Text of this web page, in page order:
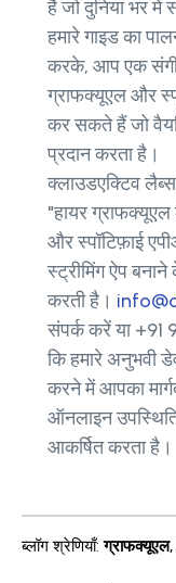
है जो दुनिया भर में
हमारे गाइड का
करके, आप एक
ग्राफक्यूएल और
कर सकते हैं जो
प्रदान करता है।
क्लाउडएक्टिव लैब्स
"हायर
और स्पॉटिफ़ाई
स्ट्रीमिंग ऐप
करती है।
संपर्क करें या
कि हमारे अनुभवी
करने में आपका
ऑनलाइन
आकर्षित करता है।
ब्लॉग श्रेणियाँ: ग्राफक्यूएल,